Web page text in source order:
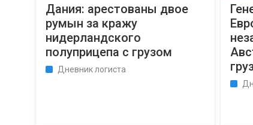
Дания: арестованы двое
румын за кражу
нидерландского
полуприцепа с грузом
Дневник логиста